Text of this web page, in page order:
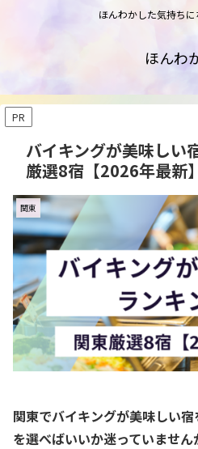
ほんわかした気持ち
ほんわ
PR
バイキングが美味しい
厳選8宿【2026年最新】
関東
関東でバイキングが美味しい
を選べばいいか迷っていません